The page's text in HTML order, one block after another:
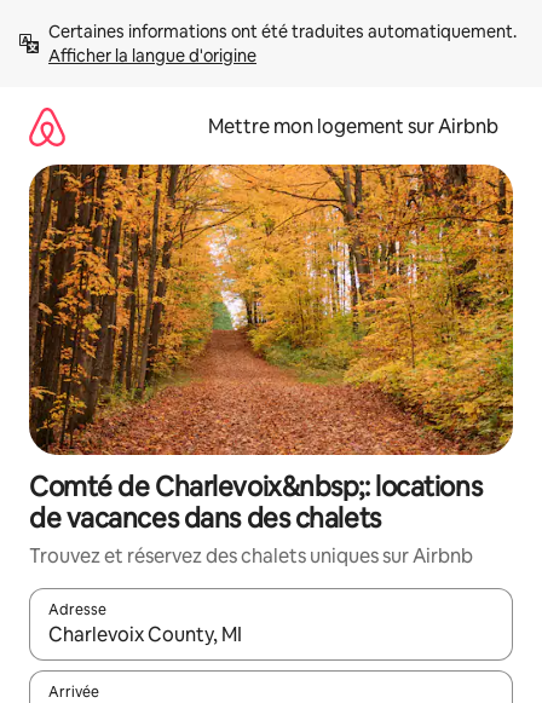
directement
Afficher la langue d'origine
Mettre mon logement sur Airbnb
Comté de Charlevoix&nbsp;: locations
de vacances dans des chalets
Trouvez et réservez des chalets uniques sur Airbnb
Adresse
Lorsque les résultats s'affichent, utilisez les flèches vers le
Arrivée